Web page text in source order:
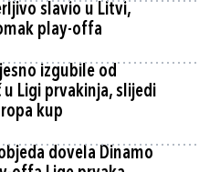
slavio u Litvi,
play-offa
izgubile od
u Ligi prvakinja, slijedi
kup
dovela Dinamo